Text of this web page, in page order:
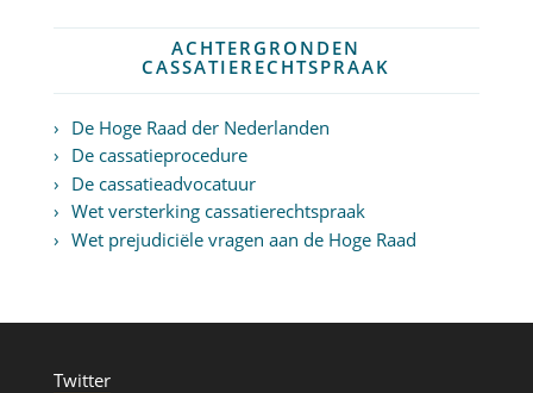
ACHTERGRONDEN
CASSATIERECHTSPRAAK
De Hoge Raad der Nederlanden
De cassatieprocedure
De cassatieadvocatuur
Wet versterking cassatierechtspraak
Wet prejudiciële vragen aan de Hoge Raad
Twitter